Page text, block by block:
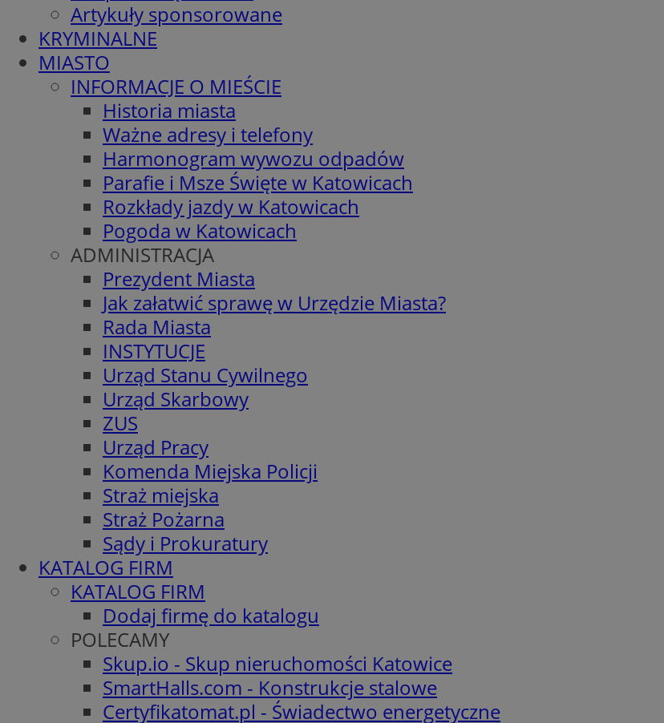
Artykuły sponsorowane
KRYMINALNE
MIASTO
INFORMACJE O MIEŚCIE
Historia miasta
Ważne adresy i telefony
Harmonogram wywozu odpadów
Parafie i Msze Święte w Katowicach
Rozkłady jazdy w Katowicach
Pogoda w Katowicach
ADMINISTRACJA
Prezydent Miasta
Jak załatwić sprawę w Urzędzie Miasta?
Rada Miasta
INSTYTUCJE
Urząd Stanu Cywilnego
Urząd Skarbowy
ZUS
Urząd Pracy
Komenda Miejska Policji
Straż miejska
Straż Pożarna
Sądy i Prokuratury
KATALOG FIRM
KATALOG FIRM
Dodaj firmę do katalogu
POLECAMY
Skup.io - Skup nieruchomości Katowice
SmartHalls.com - Konstrukcje stalowe
Certyfikatomat.pl - Świadectwo energetyczne